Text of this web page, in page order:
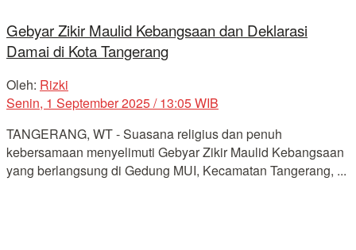
Gebyar Zikir Maulid Kebangsaan dan Deklarasi
Damai di Kota Tangerang
Oleh: Rizki
Senin, 1 September 2025 / 13:05 WIB
TANGERANG, WT - Suasana religius dan penuh
kebersamaan menyelimuti Gebyar Zikir Maulid Kebangsaan
yang berlangsung di Gedung MUI, Kecamatan Tangerang, ...